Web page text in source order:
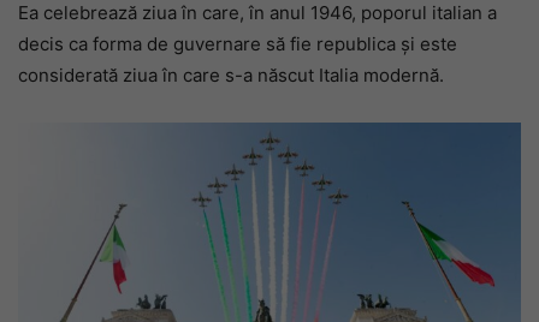
Ea celebrează ziua în care, în anul 1946, poporul italian a
decis ca forma de guvernare să fie republica și este
considerată ziua în care s-a născut Italia modernă.